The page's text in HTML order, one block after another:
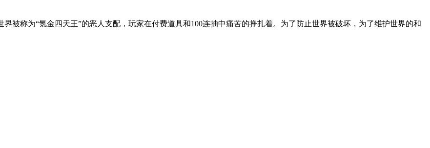
被称为“氪金四天王”的恶人支配，玩家在付费道具和100连抽中痛苦的挣扎着。为了防止世界被破坏，为了维护世界的和